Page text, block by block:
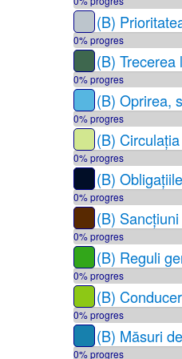
(B)
0% progres
(B)
0% progres
(B) Oprirea,
0% progres
(B)
0% progres
(B)
0% progres
(B)
0% progres
(B) Reguli
0% progres
(B)
0% progres
(B) Măsuri
0% progres